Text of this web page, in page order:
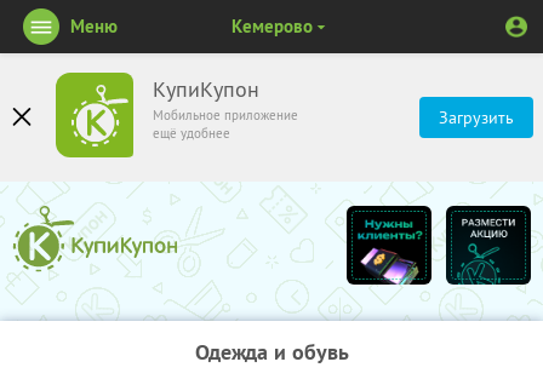
КупиКупон
Мобильное приложение
ещё удобнее
Загрузить
Меню Кемерово
Одежда и обувь